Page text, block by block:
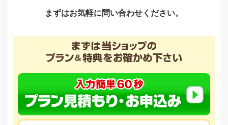
まずはお気軽に問い合わせください。